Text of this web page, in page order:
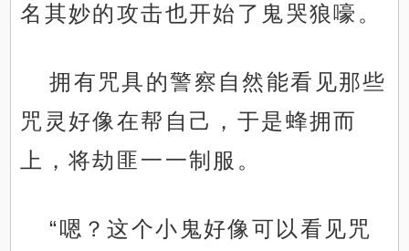
名其妙的攻击也开始了鬼哭狼嚎。
拥有咒具的警察自然能看见那些
咒灵好像在帮自己，于是蜂拥而
上，将劫匪一一制服。
“嗯？这个小鬼好像可以看见咒